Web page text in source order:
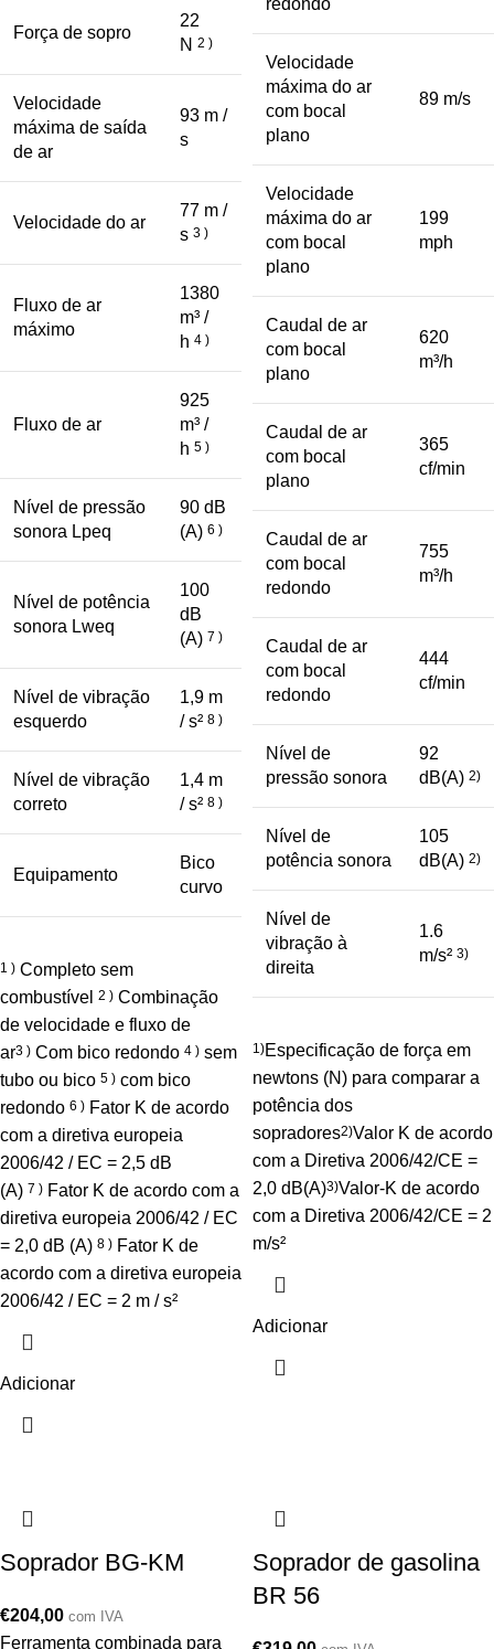
Força de sopro
22
N 2 )
Velocidade
máxima de saída
de ar
93 m /
s
Velocidade do ar
77 m /
s 3 )
Fluxo de ar
máximo
1380
m³ /
h 4 )
Fluxo de ar
925
m³ /
h 5 )
Nível de pressão
sonora Lpeq
90 dB
(A) 6 )
Nível de potência
sonora Lweq
100
dB
(A) 7 )
Nível de vibração
esquerdo
1,9 m
/ s² 8 )
Nível de vibração
correto
1,4 m
/ s² 8 )
Equipamento
Bico
curvo
1 ) Completo sem
combustível 2 ) Combinação
de velocidade e fluxo de
ar3 ) Com bico redondo 4 ) sem
tubo ou bico 5 ) com bico
redondo 6 ) Fator K de acordo
com a diretiva europeia
2006/42 / EC = 2,5 dB
(A) 7 ) Fator K de acordo com a
diretiva europeia 2006/42 / EC
= 2,0 dB (A) 8 ) Fator K de
acordo com a diretiva europeia
2006/42 / EC = 2 m / s²
Adicionar
redondo
Velocidade
máxima do ar
com bocal
plano
89 m/s
Velocidade
máxima do ar
com bocal
plano
199
mph
Caudal de ar
com bocal
plano
620
m³/h
Caudal de ar
com bocal
plano
365
cf/min
Caudal de ar
com bocal
redondo
755
m³/h
Caudal de ar
com bocal
redondo
444
cf/min
Nível de
pressão sonora
92
dB(A) 2)
Nível de
potência sonora
105
dB(A) 2)
Nível de
vibração à
direita
1.6
m/s² 3)
1)Especificação de força em
newtons (N) para comparar a
potência dos
sopradores2)Valor K de acordo
com a Diretiva 2006/42/CE =
2,0 dB(A)3)Valor-K de acordo
com a Diretiva 2006/42/CE = 2
m/s²
Adicionar
Soprador BG-KM
€204,00 com IVA
Ferramenta combinada para
Soprador de gasolina
BR 56